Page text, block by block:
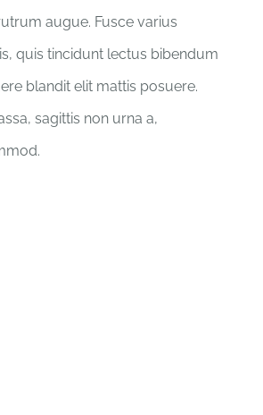
augue. Fusce varius
quis tincidunt lectus bibendum
blandit elit mattis posuere.
sagittis non urna a,